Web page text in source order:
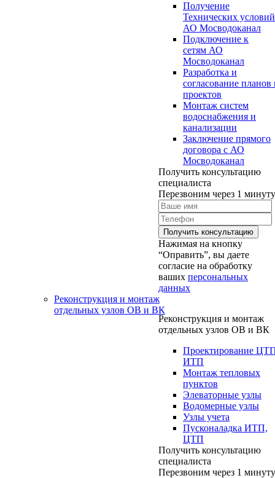
Получение
Технических условий
АО Мосводоканал
Подключение к
сетям АО
Мосводоканал
Разработка и
согласование планов
проектов
Монтаж систем
водоснабжения и
канализации
Заключение прямого
договора с АО
Мосводоканал
Получить консультацию
специалиста
Перезвоним через 1 минуту
Нажимая на кнопку
“Оправить”, вы даете
согласие на обработку
ваших персональных
данных
Реконструкция и монтаж
отдельных узлов ОВ и ВК
Реконструкция и монтаж
отдельных узлов ОВ и ВК
Проектирование
ИТП
Монтаж тепловых
пунктов
Элеваторные узлы
Водомерные узлы
Узлы учета
Пусконаладка ИТП,
ЦТП
Получить консультацию
специалиста
Перезвоним через 1 минуту